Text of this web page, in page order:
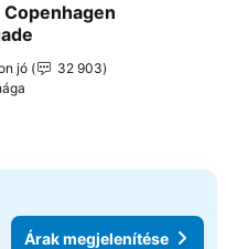
a kedvencekhez
jó
32 903
Árak megjelenítése